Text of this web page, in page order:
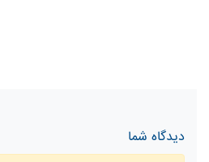
دیدگاه شما